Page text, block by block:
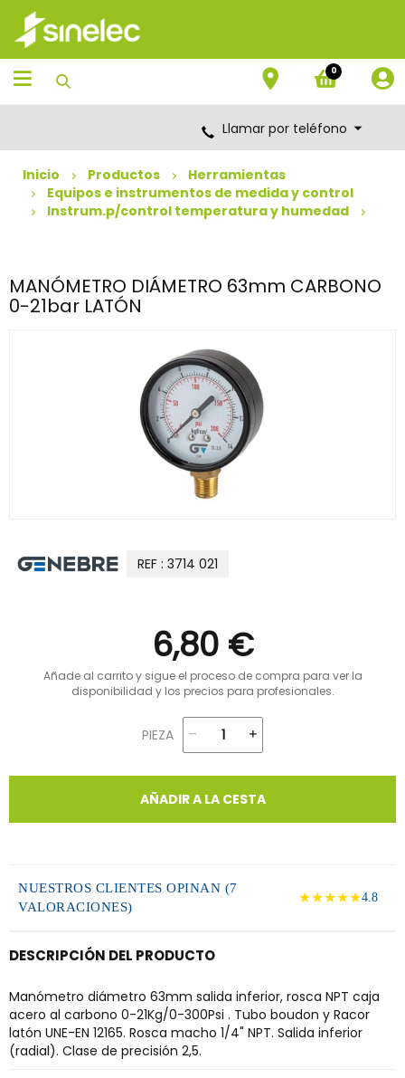
Saltar
contenido
Saltar
menú
de
navegación
0
Llamar por teléfono
Inicio Productos
Herramientas
Equipos e instrumentos de medida y control
Instrum.p/control temperatura y humedad
MANÓMETRO DIÁMETRO 63mm CARBONO
0-21bar LATÓN
REF : 3714 021
6,80 €
Añade al carrito y sigue el proceso de compra para ver la
disponibilidad y los precios para profesionales.
PIEZA
AÑADIR A LA CESTA
NUESTROS CLIENTES OPINAN (7
VALORACIONES)
★★★★★4.8
DESCRIPCIÓN DEL PRODUCTO
Manómetro diámetro 63mm salida inferior, rosca NPT caja
acero al carbono 0-21Kg/0-300Psi . Tubo boudon y Racor
latón UNE-EN 12165. Rosca macho 1/4" NPT. Salida inferior
(radial). Clase de precisión 2,5.